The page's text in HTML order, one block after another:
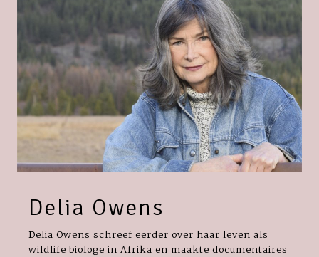
Delia Owens
Delia Owens schreef eerder over haar leven als
wildlife biologe in Afrika en maakte documentaires